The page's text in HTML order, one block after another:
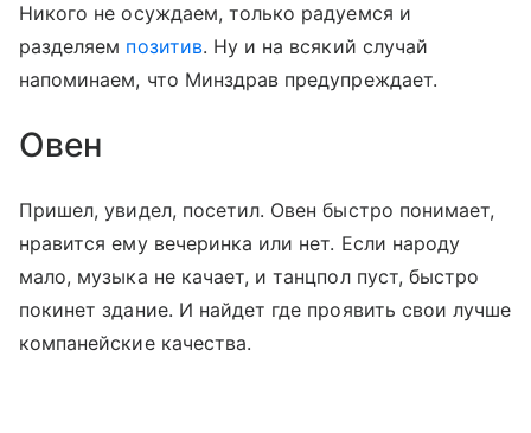
Никого не осуждаем, только радуемся и
разделяем позитив. Ну и на всякий случай
напоминаем, что Минздрав предупреждает.
Овен
Пришел, увидел, посетил. Овен быстро понимает,
нравится ему вечеринка или нет. Если народу
мало, музыка не качает, и танцпол пуст, быстро
покинет здание. И найдет где проявить свои лучше
компанейские качества.